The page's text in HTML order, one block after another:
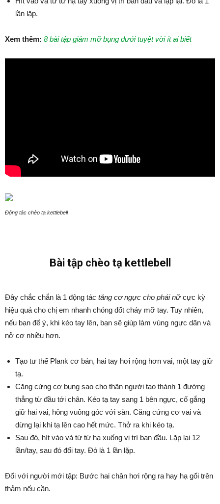
lần lặp.
Xem thêm: 8 bài tập giảm mỡ bụng dưới tuyệt vời ít ai biết
Động tác chèo tạ kettlebell
Bài tập chèo tạ kettlebell
Đây chắc chắn là 1 động tác tăng cơ ngực cho phái nữcực kỳ
hiệu quả cho chị em nhanh chóng đốt cháy mỡ tay. Tuy nhiên,
nếu bạn để ý, khi kéo tay lên, bạn sẽ giúp làm vùng ngực dãn và
nở cơ nhiều hơn.
Tạo tư thế Plank cơ bản, hai tay hơi rộng hơn vai, một tay giữ
tạ.
Căng cứng cơ bụng sao cho thân người tạo thành 1 đường
thẳng từ đầu tới chân. Kéo tạ tay sang 1 bên ngực, cố gắng
giữ hai vai, hông vuông góc với sàn. Căng cứng cơ vai và
dừng lại khi tạ lên cao hết mức. Thở ra khi kéo tạ.
Sau đó, hít vào và từ từ hạ xuống vị trí ban đầu. Lặp lại 12
lần/tay, sau đó đổi tay. Đó là 1 lần lặp.
Đối với người mới tập: Bước hai chân hơi rộng ra hay hạ gối trên
thảm nếu cần.